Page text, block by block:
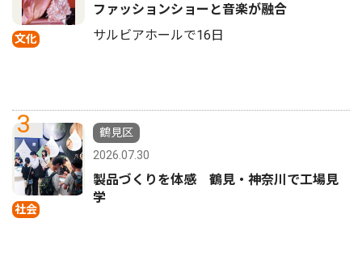
文化
ファッションショーと音楽が融合
サルビアホールで16日
3
社会
鶴見区
2026.07.30
製品づくりを体感 鶴見・神奈川で工場見
学